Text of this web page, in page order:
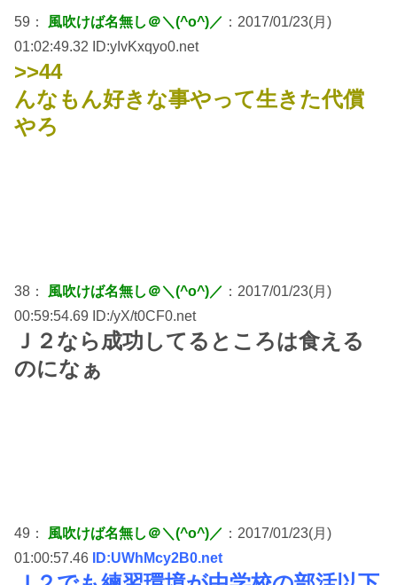
59： 風吹けば名無し＠＼(^o^)／ ：2017/01/23(月)
01:02:49.32 ID:yIvKxqyo0.net
>>44
んなもん好きな事やって生きた代償
やろ
38： 風吹けば名無し＠＼(^o^)／ ：2017/01/23(月)
00:59:54.69 ID:/yX/t0CF0.net
Ｊ２なら成功してるところは食える
のになぁ
49： 風吹けば名無し＠＼(^o^)／ ：2017/01/23(月)
01:00:57.46
ID:UWhMcy2B0.net